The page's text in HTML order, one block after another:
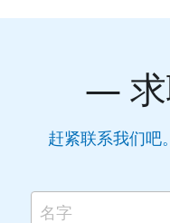
—
赶紧联系我们吧
名字